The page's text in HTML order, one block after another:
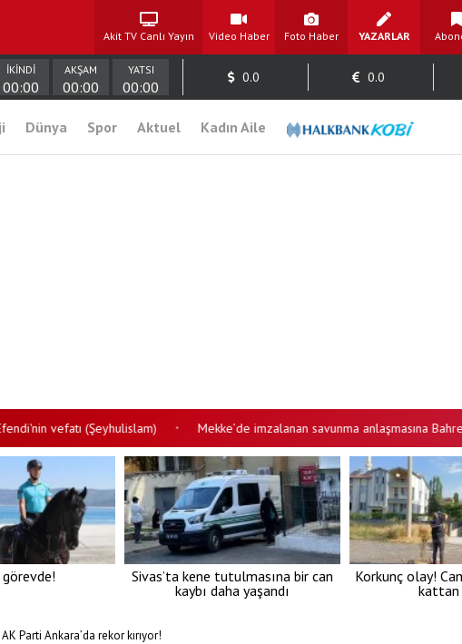
Akit TV Canlı Yayın Video Haber Foto Haber YAZARLAR
İKİNDİ
00:00
AKŞAM
00:00
YATSI
00:00
0.0 0.0
Dünya Spor Aktuel Kadın Aile
vefatı (Şeyhulislam) • Mekke’de imzalanan savunma anlaşmasına Bahreyn
Sivas’ta kene tutulmasına bir can
kaybı daha yaşandı
Korkunç olay!
kattan
Parti Ankara’da rekor kırıyor!